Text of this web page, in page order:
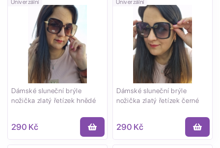
Univerzální
Dámské sluneční brýle
nožička zlatý řetízek hnědé
290 Kč
Univerzální
Dámské sluneční brýle
nožička zlatý řetízek černé
290 Kč